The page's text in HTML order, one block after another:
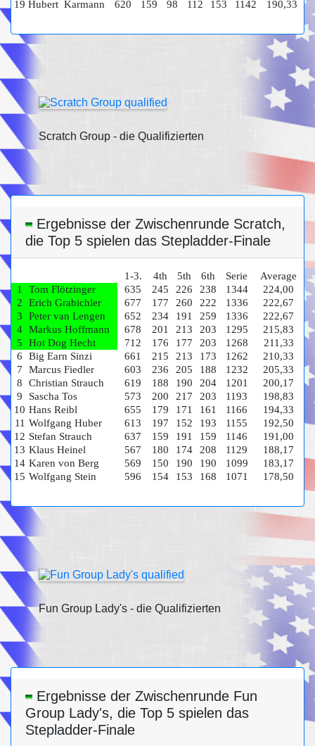
19 Hubert Karmann 620 159 98 112 153 1142 190,33
Scratch Group - die Qualifizierten
Ergebnisse der Zwischenrunde Scratch,
die Top 5 spielen das Stepladder-Finale
1-3. 4th 5th 6th Serie
Average
1
Tom Flötzinger 635 245 226 238 1344
224,00
2
Erich Grabichler 677 177 260 222 1336
222,67
3
Peter van Lengen 652 234 191 259 1336
222,67
4 Markus Hoffmann 678 201 213 203 1295
215,83
5
Hot Dog Hecht 712 176 177 203 1268
211,33
6
Big Earn Sinzi 661 215 213 173 1262
210,33
7
Marcus Fiedler 603 236 205 188 1232
205,33
8
Christian Strauch 619 188 190 204 1201
200,17
9
Sascha Tos 573 200 217 203 1193
198,83
10 Hans Reibl 655 179 171 161 1166
194,33
11 Wolfgang Huber 613 197 152 193 1155
192,50
12 Stefan Strauch 637 159 191 159 1146
191,00
13 Klaus Heinel 567 180 174 208 1129
188,17
14 Karen von Berg 569 150 190 190 1099
183,17
15 Wolfgang Stein 596 154 153 168 1071 178,50
Fun Group Lady's - die Qualifizierten
Ergebnisse der Zwischenrunde Fun
Group Lady's, die Top 5 spielen das
Stepladder-Finale